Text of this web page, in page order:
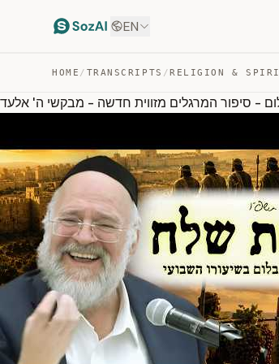
EN
HOME / TRANSCRIPTS /RELIGION &
- סיפור המרגלים מזווית חדשה - מבקשי ה' אלעד